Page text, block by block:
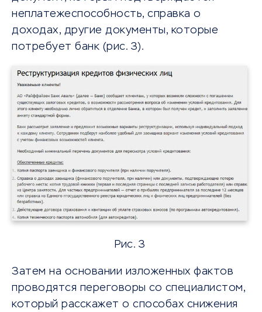
неплатежеспособность, справка о
доходах, другие документы, которые
потребует банк (рис. 3).
Рис. 3
Затем на основании изложенных фактов
проводятся переговоры со специалистом,
который расскажет о способах снижения